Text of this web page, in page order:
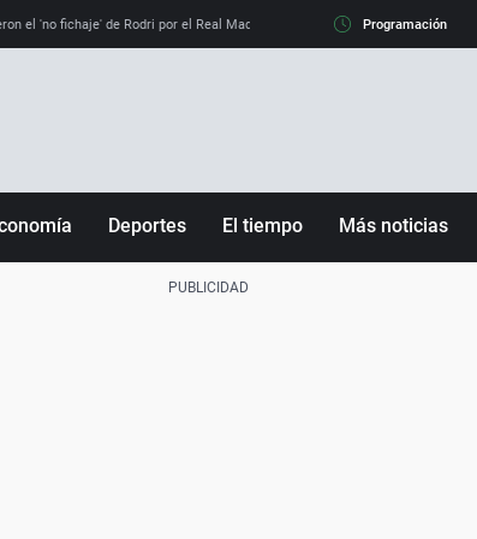
el 'no fichaje' de Rodri por el Real Madrid y su 'sí' al Barça La llamada
Programación
Deportes El tiempo Más noticias